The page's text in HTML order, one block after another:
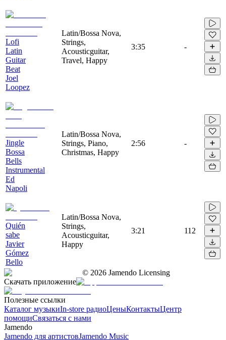
Lofi
Latin
Guitar
Beat
Joel
Loopez
Latin/Bossa Nova,
Strings,
Acousticguitar,
Travel, Happy
3:35 -
Jingle
Bossa
Bells
Instrumental
Ed
Napoli
Latin/Bossa Nova,
Strings, Piano,
Christmas, Happy
2:56 -
Quién
sabe
Javier
Gómez
Bello
Latin/Bossa Nova,
Strings,
Acousticguitar,
Happy
3:21 112
© 2026 Jamendo Licensing
Скачать приложение
Полезные ссылки
Каталог музыкиIn-store радиоЦеныКонтактыЦентр
помощиСвязаться с нами
Jamendo
Jamendo для артистовJamendo Music